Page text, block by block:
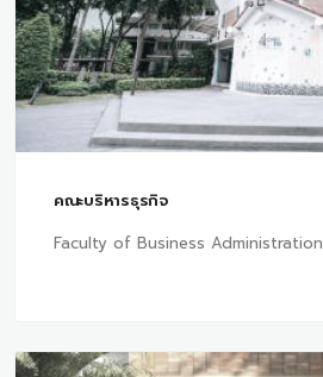
คณะบริหารธุรกิจ
Faculty of Business Administration